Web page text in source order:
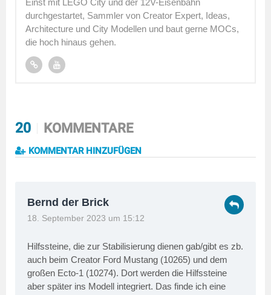
Einst mit LEGO City und der 12V-Eisenbahn
durchgestartet, Sammler von Creator Expert, Ideas,
Architecture und City Modellen und baut gerne MOCs,
die hoch hinaus gehen.
20 KOMMENTARE
KOMMENTAR HINZUFÜGEN
Bernd der Brick
18. September 2023 um 15:12
Hilfssteine, die zur Stabilisierung dienen gab/gibt es zb.
auch beim Creator Ford Mustang (10265) und dem
großen Ecto-1 (10274). Dort werden die Hilfssteine
aber später ins Modell integriert. Das finde ich eine